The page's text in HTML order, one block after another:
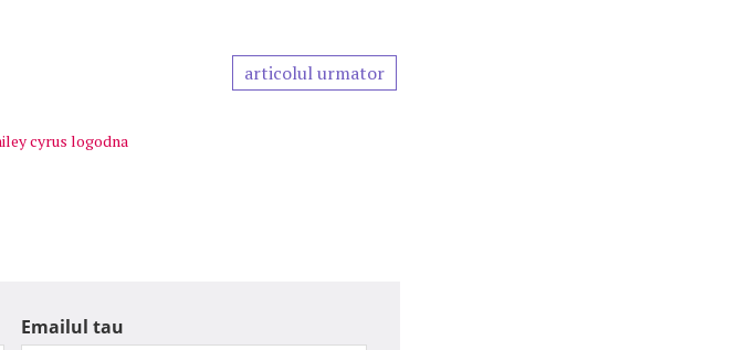
articolul urmator
cyrus logodna
Emailul tau